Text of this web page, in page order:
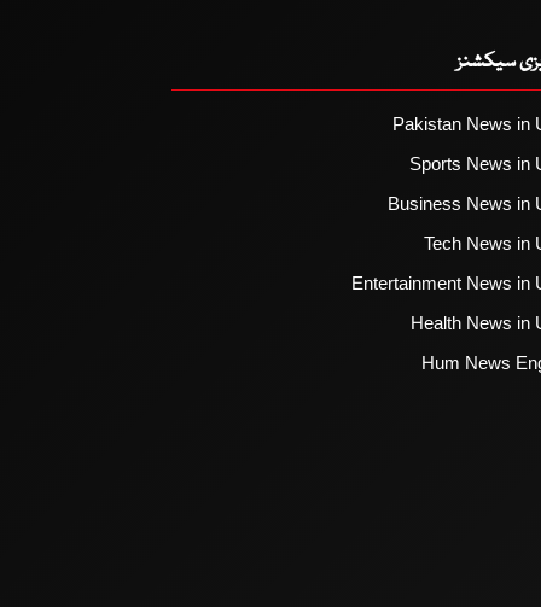
سیکشنز
Pakistan News in
Sports News in
Business News in
Tech News in
Entertainment News in
Health News in
Hum News